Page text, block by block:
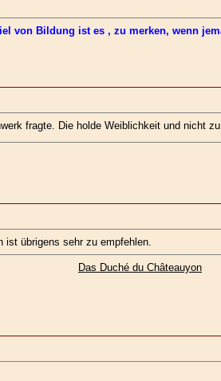
von Bildung ist es , zu merken, wenn
fragte. Die holde Weiblichkeit und nicht
ist übrigens sehr zu empfehlen.
Das Duché du Châteauyon